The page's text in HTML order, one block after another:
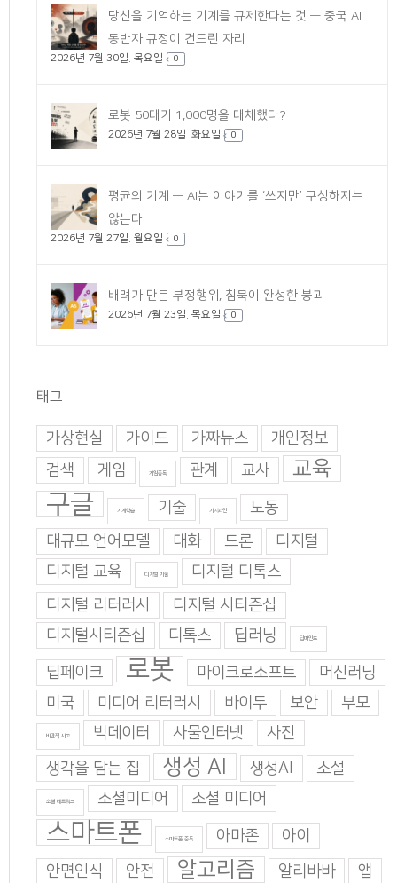
당신을 기억하는 기계를 규제한다는 것 — 중국 AI
동반자 규정이 건드린 자리
2026년 7월 30일. 목요일 0
로봇 50대가 1,000명을 대체했다?
2026년 7월 28일. 화요일 0
평균의 기계 — AI는 이야기를 ‘쓰지만’ 구상하지는
않는다
2026년 7월 27일. 월요일 0
배려가 만든 부정행위, 침묵이 완성한 붕괴
2026년 7월 23일. 목요일 0
태그
가상현실 가이드 가짜뉴스
개인정보
검색
게임 게임중독 관계 교사 교육
구글 기계학습 기술 기지과인
노동
대규모 언어모델
대화 드론
디지털
디지털 교육
디지털 기술
디지털 디톡스
디지털 리터러시
디지털 시티즌십
디지털시티즌십
디톡스 딥러닝 딥마인드
딥페이크 로봇 마이크로소프트
머신러닝
미국
미디어 리터러시 바이두 보안 부모
비판적 사고 빅데이터 사물인터넷
사진
생각을 담는 집
생성 AI 생성AI 소설
소셜 네트워크 소셜미디어 소셜 미디어
스마트폰 스마트폰 중독 아마존
아이
안면인식
안전 알고리즘 알리바바
앱